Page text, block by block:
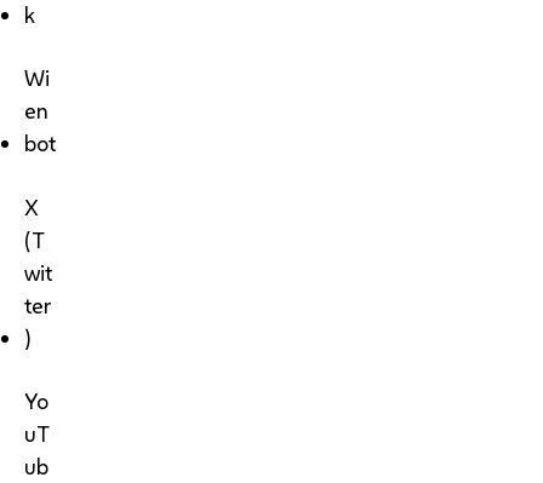
k
Wi
en
bot
X
(T
wit
ter
)
Yo
uT
ub